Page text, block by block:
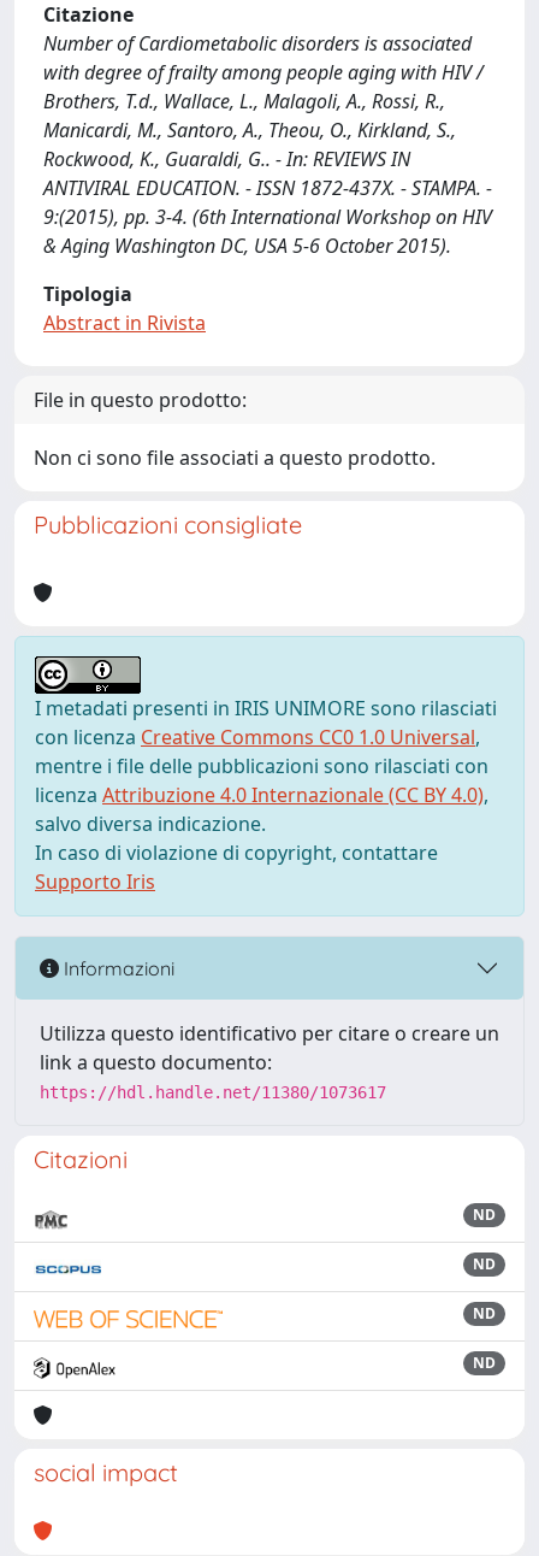
Citazione
Number of Cardiometabolic disorders is associated
with degree of frailty among people aging with HIV /
Brothers, T.d., Wallace, L., Malagoli, A., Rossi, R.,
Manicardi, M., Santoro, A., Theou, O., Kirkland, S.,
Rockwood, K., Guaraldi, G.. - In: REVIEWS IN
ANTIVIRAL EDUCATION. - ISSN 1872-437X. - STAMPA. -
9:(2015), pp. 3-4. (6th International Workshop on HIV
& Aging Washington DC, USA 5-6 October 2015).
Tipologia
Abstract in Rivista
File in questo prodotto:
Non ci sono file associati a questo prodotto.
Pubblicazioni consigliate
I metadati presenti in IRIS UNIMORE sono rilasciati
con licenza Creative Commons CC0 1.0 Universal,
mentre i file delle pubblicazioni sono rilasciati con
licenza Attribuzione 4.0 Internazionale (CC BY 4.0),
salvo diversa indicazione.
In caso di violazione di copyright, contattare
Supporto Iris
Informazioni
Utilizza questo identificativo per citare o creare un
link a questo documento:
https://hdl.handle.net/11380/1073617
Citazioni
ND
ND
ND
ND
social impact